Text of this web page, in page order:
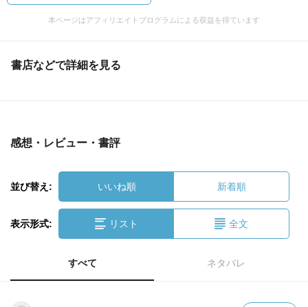
本ページはアフィリエイトプログラムによる収益を得ています
書店などで詳細を見る
感想・レビュー・書評
並び替え: いいね順 新着順
表示形式: リスト 全文
すべて ネタバレ